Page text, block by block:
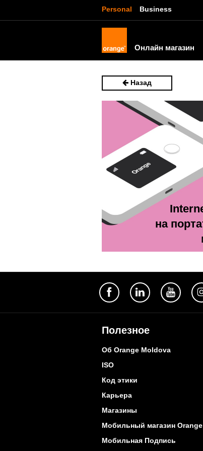
Personal Business
Онлайн магазин
Назад
на
Полезное
Об Orange Moldova
ISO
Код этики
Карьера
Магазины
Мобильный магазин Orange
Мобильная Подпись